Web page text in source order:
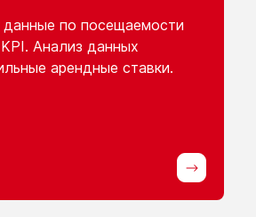
по посещаемости
Анализ данных
арендные ставки.